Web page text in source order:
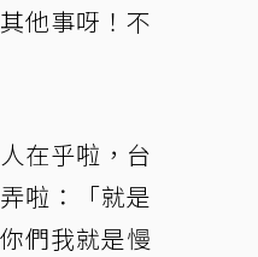
他事呀！不
在乎啦，台
啦：「就是
們我就是慢